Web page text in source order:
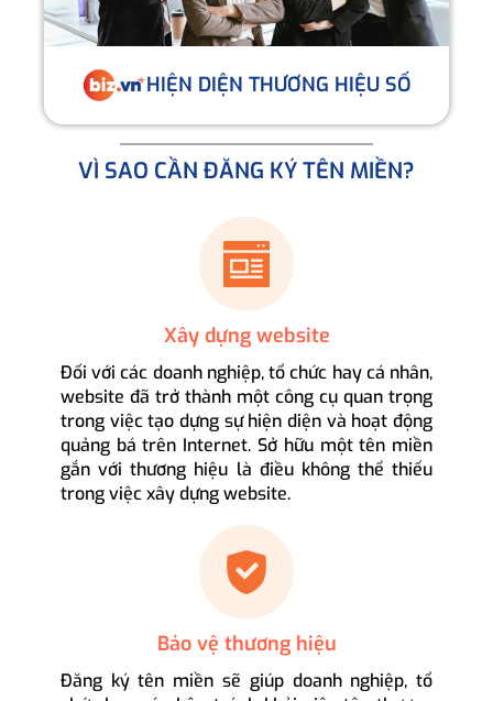
HIỆN DIỆN THƯƠNG HIỆU SỐ
VÌ SAO CẦN ĐĂNG KÝ TÊN MIỀN?
Xây dựng website
Đối với các doanh nghiệp, tổ chức hay cá nhân,
website đã trở thành một công cụ quan trọng
trong việc tạo dựng sự hiện diện và hoạt động
quảng bá trên Internet. Sở hữu một tên miền
gắn với thương hiệu là điều không thể thiếu
trong việc xây dựng website.
Bảo vệ thương hiệu
Đăng ký tên miền sẽ giúp doanh nghiệp, tổ